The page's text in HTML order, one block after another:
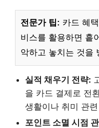
전문가 팁: 카드 혜
비스를 활용하면 흩
악하고 놓치는 것을
실적 채우기 전략:
을 카드 결제로 전
생활이나 취미 관
포인트 소멸 시점